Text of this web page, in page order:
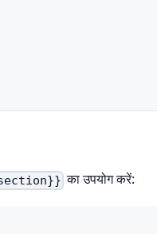
का उपयोग करें: